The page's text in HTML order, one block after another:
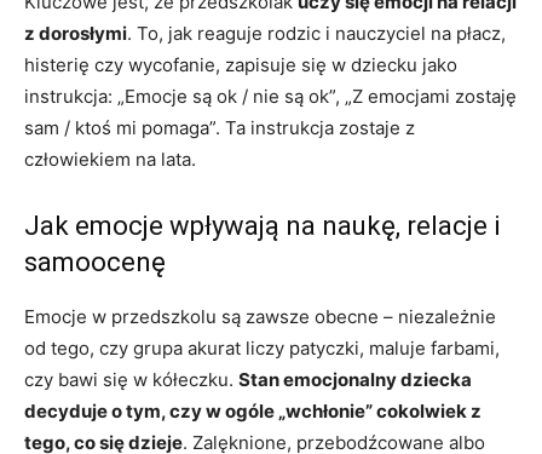
z dorosłymi. To, jak reaguje rodzic i nauczyciel na płacz,
histerię czy wycofanie, zapisuje się w dziecku jako
instrukcja: „Emocje są ok / nie są ok”, „Z emocjami zostaję
sam / ktoś mi pomaga”. Ta instrukcja zostaje z
człowiekiem na lata.
Jak emocje wpływają na naukę, relacje i
samoocenę
Emocje w przedszkolu są zawsze obecne – niezależnie
od tego, czy grupa akurat liczy patyczki, maluje farbami,
czy bawi się w kółeczku. Stan emocjonalny dziecka
decyduje o tym, czy w ogóle „wchłonie” cokolwiek z
tego, co się dzieje. Zalęknione, przebodźcowane albo